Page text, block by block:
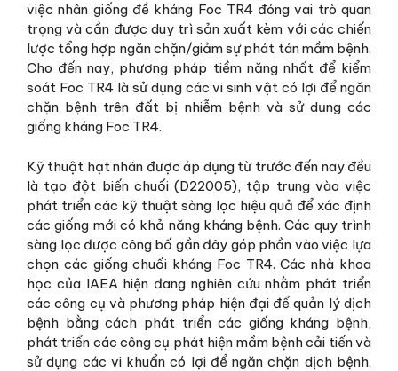
việc nhân giống đề kháng Foc TR4 đóng vai trò quan
trọng và cần được duy trì sản xuất kèm với các chiến
lược tổng hợp ngăn chặn/giảm sự phát tán mầm bệnh.
Cho đến nay, phương pháp tiềm năng nhất để kiểm
soát Foc TR4 là sử dụng các vi sinh vật có lợi để ngăn
chặn bệnh trên đất bị nhiễm bệnh và sử dụng các
giống kháng Foc TR4.
Kỹ thuật hạt nhân được áp dụng từ trước đến nay đều
là tạo đột biến chuối (D22005), tập trung vào việc
phát triển các kỹ thuật sàng lọc hiệu quả để xác định
các giống mới có khả năng kháng bệnh. Các quy trình
sàng lọc được công bố gần đây góp phần vào việc lựa
chọn các giống chuối kháng Foc TR4. Các nhà khoa
học của IAEA hiện đang nghiên cứu nhằm phát triển
các công cụ và phương pháp hiện đại để quản lý dịch
bệnh bằng cách phát triển các giống kháng bệnh,
phát triển các công cụ phát hiện mầm bệnh cải tiến và
sử dụng các vi khuẩn có lợi để ngăn chặn dịch bệnh.